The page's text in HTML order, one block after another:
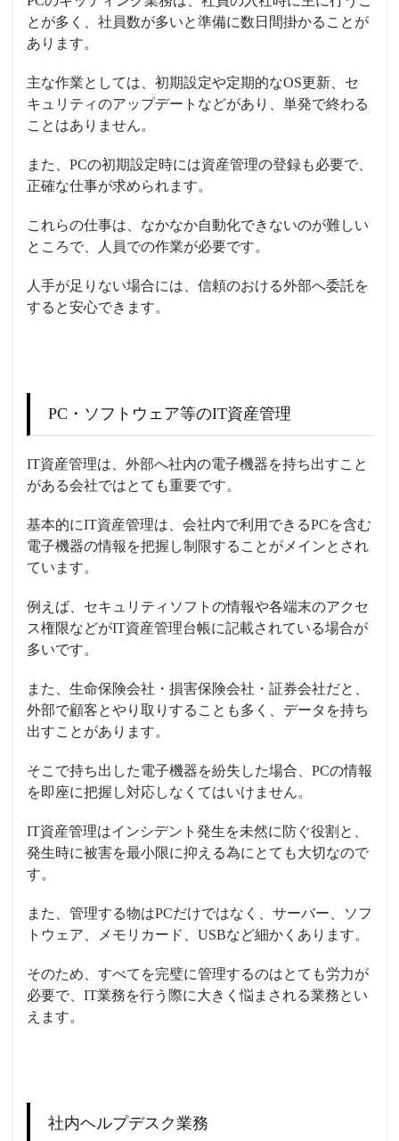
とが多く、社員数が多いと準備に数日間掛かることが
あります。
主な作業としては、初期設定や定期的なOS更新、セ
キュリティのアップデートなどがあり、単発で終わる
ことはありません。
また、PCの初期設定時には資産管理の登録も必要で、
正確な仕事が求められます。
これらの仕事は、なかなか自動化できないのが難しい
ところで、人員での作業が必要です。
人手が足りない場合には、信頼のおける外部へ委託を
すると安心できます。
PC・ソフトウェア等のIT資産管理
IT資産管理は、外部へ社内の電子機器を持ち出すこと
がある会社ではとても重要です。
基本的にIT資産管理は、会社内で利用できるPCを含む
電子機器の情報を把握し制限することがメインとされ
ています。
例えば、セキュリティソフトの情報や各端末のアクセ
ス権限などがIT資産管理台帳に記載されている場合が
多いです。
また、生命保険会社・損害保険会社・証券会社だと、
外部で顧客とやり取りすることも多く、データを持ち
出すことがあります。
そこで持ち出した電子機器を紛失した場合、PCの情報
を即座に把握し対応しなくてはいけません。
IT資産管理はインシデント発生を未然に防ぐ役割と、
発生時に被害を最小限に抑える為にとても大切なので
す。
また、管理する物はPCだけではなく、サーバー、ソフ
トウェア、メモリカード、USBなど細かくあります。
そのため、すべてを完璧に管理するのはとても労力が
必要で、IT業務を行う際に大きく悩まされる業務とい
えます。
社内ヘルプデスク業務